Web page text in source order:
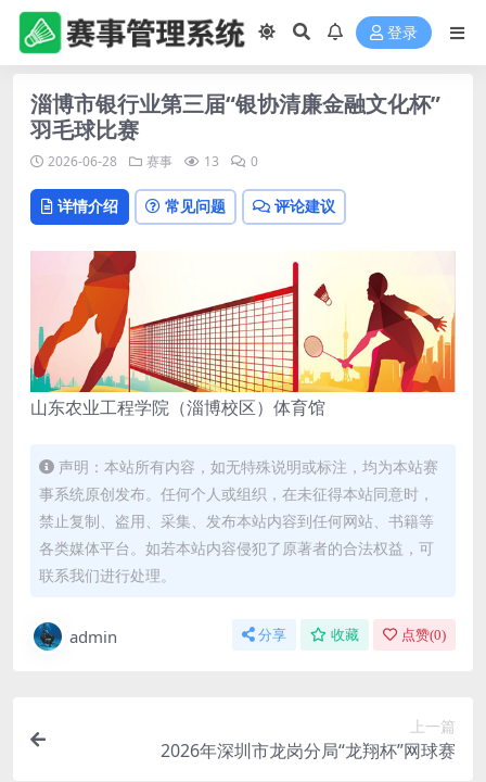
登录
淄博市银行业第三届“银协清廉金融文化杯”
羽毛球比赛
2026-06-28 赛事 13 0
详情介绍 常见问题 评论建议
山东农业工程学院（淄博校区）体育馆
声明：本站所有内容，如无特殊说明或标注，均为本站赛
事系统原创发布。任何个人或组织，在未征得本站同意时，
禁止复制、盗用、采集、发布本站内容到任何网站、书籍等
各类媒体平台。如若本站内容侵犯了原著者的合法权益，可
联系我们进行处理。
admin 分享 收藏 点赞(0)
上一篇
2026年深圳市龙岗分局“龙翔杯”网球赛